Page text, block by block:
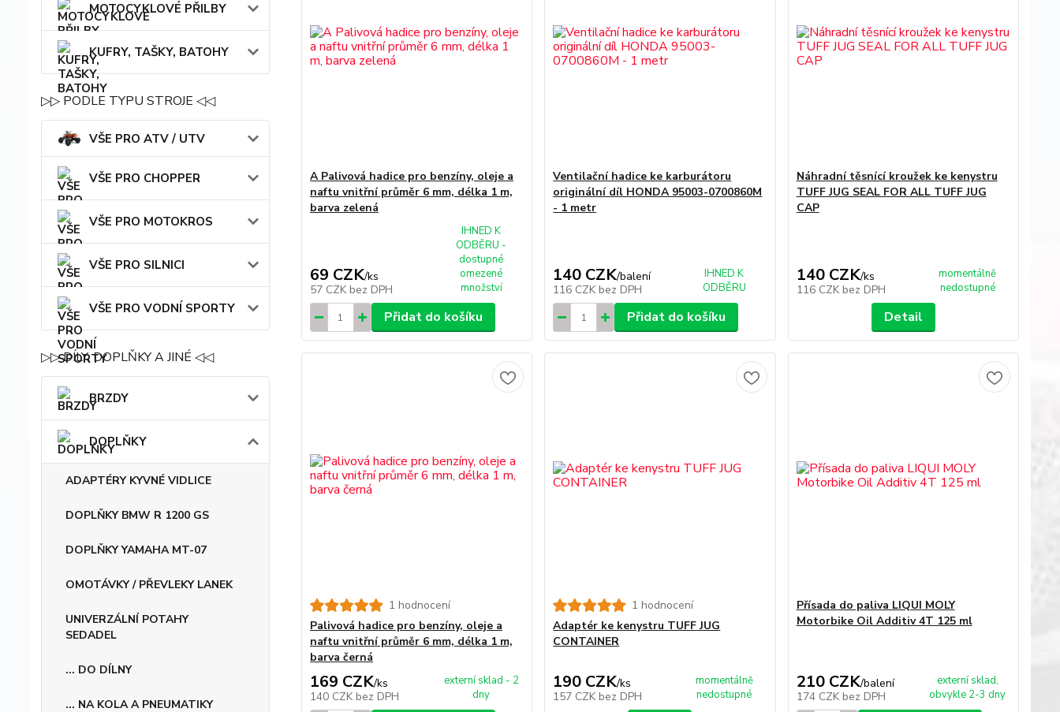
MOTOCYKLOVÉ PŘILBY
KUFRY, TAŠKY, BATOHY
▷▷ PODLE TYPU STROJE ◁◁
VŠE PRO ATV / UTV
VŠE PRO CHOPPER
VŠE PRO MOTOKROS
VŠE PRO SILNICI
VŠE PRO VODNÍ SPORTY
▷▷ DÍLY, DOPLŇKY A JINÉ ◁◁
BRZDY
DOPLŇKY
ADAPTÉRY KYVNÉ VIDLICE
DOPLŇKY BMW R 1200 GS
DOPLŇKY YAMAHA MT-07
OMOTÁVKY / PŘEVLEKY LANEK
UNIVERZÁLNÍ POTAHY
SEDADEL
... DO DÍLNY
... NA KOLA A PNEUMATIKY
A Palivová hadice pro benzíny, oleje a
naftu vnitřní průměr 6 mm, délka 1 m,
barva zelená
69 CZK/ks
57 CZK bez DPH
IHNED K
ODBĚRU -
dostupné
omezené
množství
Přidat do košíku
Ventilační hadice ke karburátoru
originální díl HONDA 95003-0700860M
- 1 metr
140 CZK/balení
116 CZK bez DPH
IHNED K
ODBĚRU
Přidat do košíku
Náhradní těsnící kroužek ke kenystru
TUFF JUG SEAL FOR ALL TUFF JUG
CAP
140 CZK/ks
116 CZK bez DPH
momentálně
nedostupné
Detail
1 hodnocení
Palivová hadice pro benzíny, oleje a
naftu vnitřní průměr 6 mm, délka 1 m,
barva černá
169 CZK/ks
140 CZK bez DPH
externí sklad - 2
dny
1 hodnocení
Adaptér ke kenystru TUFF JUG
CONTAINER
190 CZK/ks
157 CZK bez DPH
momentálně
nedostupné
Přísada do paliva LIQUI MOLY
Motorbike Oil Additiv 4T 125 ml
210 CZK/balení
174 CZK bez DPH
externí sklad,
obvykle 2-3 dny